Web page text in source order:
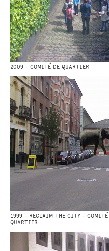
2009 - COMITÉ DE QUARTIER
1999 - RECLAIM THE CITY - COMITÉ
QUARTIER